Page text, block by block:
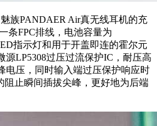
族PANDAER Air真无线耳机的充
条FPC排线，电池容量为
指示灯和用于开盖即连的霍尔元
源LP5308过压过流保护IC，耐压高
电压，同时输入端过压保护响应时
阻止瞬间插拔尖峰，更好地为后端